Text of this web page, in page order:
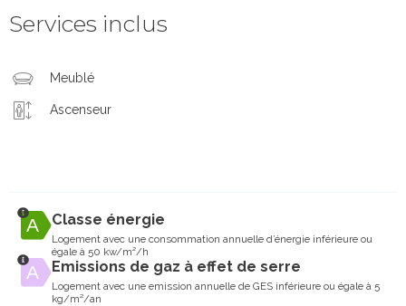
Services inclus
Meublé
Ascenseur
Classe énergie
Logement avec une consommation annuelle d’énergie inférieure ou
égale à 50 kw/m²/h
Emissions de gaz à effet de serre
Logement avec une emission annuelle de GES inférieure ou égale à 5
kg/m²/an